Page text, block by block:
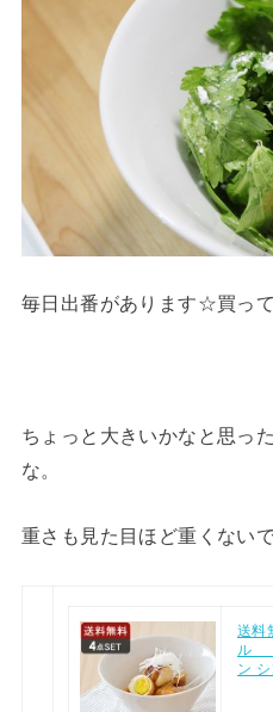
毎日出番があります☆買って
ちょっと大きいかなと思っ
な。
重さも見た目ほど重くないで
送料
ル
ン